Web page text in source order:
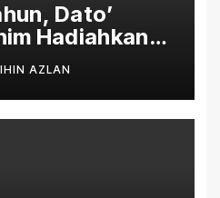
Dato’
Hadiahkan
Karya
AZLAN